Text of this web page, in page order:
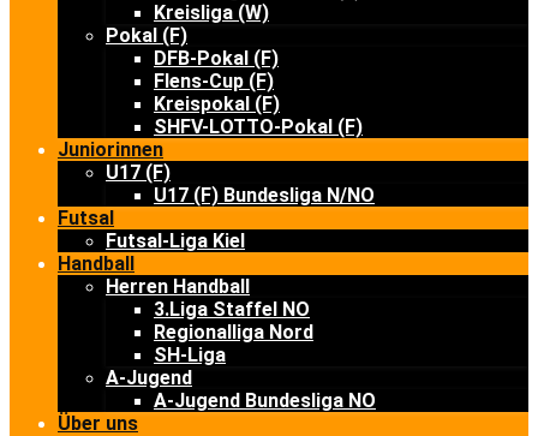
Kreisliga (W)
Pokal (F)
DFB-Pokal (F)
Flens-Cup (F)
Kreispokal (F)
SHFV-LOTTO-Pokal (F)
Juniorinnen
U17 (F)
U17 (F) Bundesliga N/NO
Futsal
Futsal-Liga Kiel
Handball
Herren Handball
3.Liga Staffel NO
Regionalliga Nord
SH-Liga
A-Jugend
A-Jugend Bundesliga NO
Über uns